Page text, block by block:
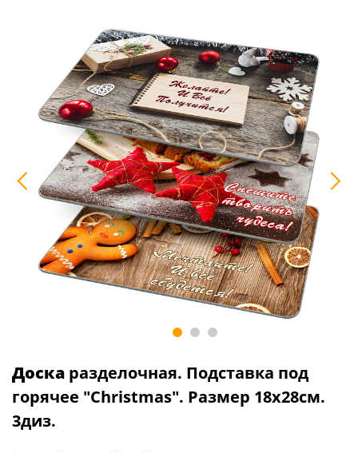
Доска разделочная. Подставка под
горячее "Christmas". Размер 18х28см.
3диз.